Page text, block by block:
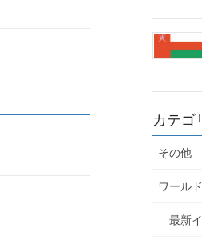
カテゴ
その他
ワール
最新